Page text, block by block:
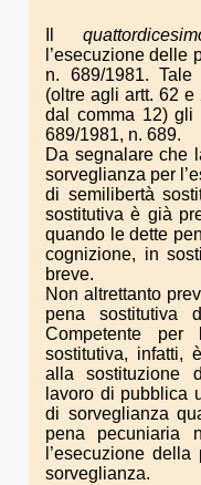
Il
l’esecuzione delle
n. 689/1981.
(oltre agli artt. 62
dal comma 12)
689/1981, n. 689.
Da segnalare che
sorveglianza per
di semilibertà
sostitutiva è già
quando le dette
cognizione, in
breve.
Non altrettanto
pena sostitutiva
Competente per
sostitutiva, infatti,
alla sostituzione
lavoro di pubblica
di sorveglianza
pena pecuniaria
l’esecuzione
sorveglianza.